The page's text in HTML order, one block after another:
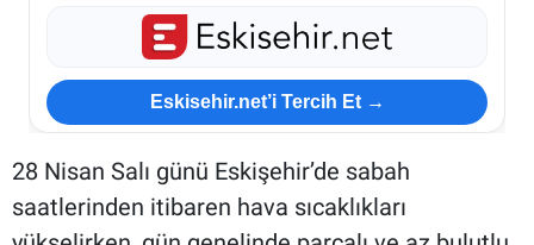
Eskisehir.net’i Tercih Et →
28 Nisan Salı günü Eskişehir’de sabah
saatlerinden itibaren hava sıcaklıkları